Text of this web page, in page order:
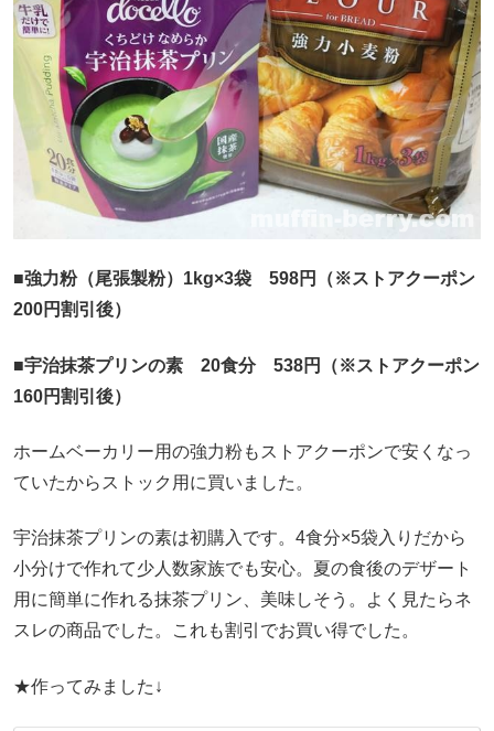
■強力粉（尾張製粉）1kg×3袋 598円（※ストアクーポン
200円割引後）
■宇治抹茶プリンの素 20食分 538円（※ストアクーポン
160円割引後）
ホームベーカリー用の強力粉もストアクーポンで安くなっ
ていたからストック用に買いました。
宇治抹茶プリンの素は初購入です。4食分×5袋入りだから
小分けで作れて少人数家族でも安心。夏の食後のデザート
用に簡単に作れる抹茶プリン、美味しそう。よく見たらネ
スレの商品でした。これも割引でお買い得でした。
★作ってみました↓